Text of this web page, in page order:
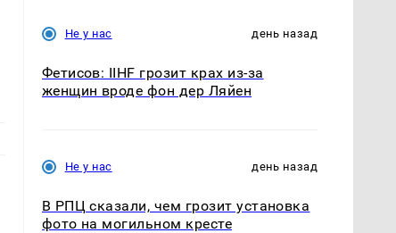
Не у нас день назад
Фетисов: IIHF грозит крах из-за
женщин вроде фон дер Ляйен
Не у нас день назад
В РПЦ сказали, чем грозит установка
фото на могильном кресте